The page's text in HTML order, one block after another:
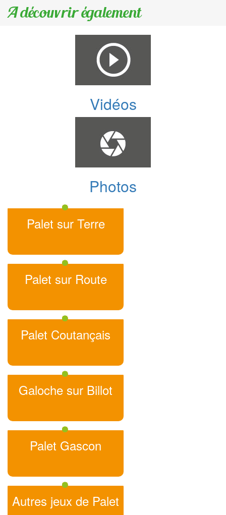
A découvrir également
Vidéos
Photos
Palet sur Terre
Palet sur Route
Palet Coutançais
Galoche sur Billot
Palet Gascon
Autres jeux de Palet